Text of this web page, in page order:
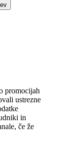
promocijah
ustrezne
in
če že